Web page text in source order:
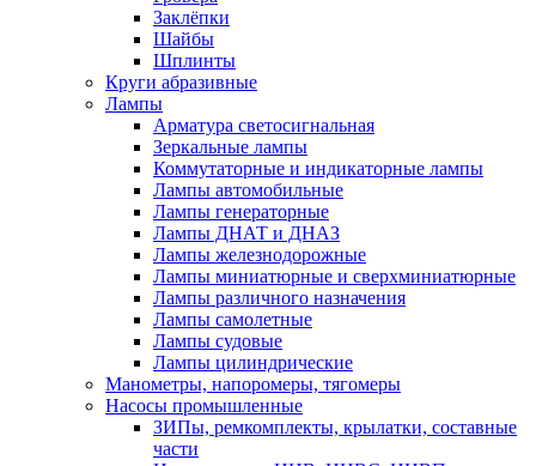
Заклёпки
Шайбы
Шплинты
Круги абразивные
Лампы
Арматура светосигнальная
Зеркальные лампы
Коммутаторные и индикаторные лампы
Лампы автомобильные
Лампы генераторные
Лампы ДНАТ и ДНАЗ
Лампы железнодорожные
Лампы миниатюрные и сверхминиатюрные
Лампы различного назначения
Лампы самолетные
Лампы судовые
Лампы цилиндрические
Манометры, напоромеры, тягомеры
Насосы промышленные
ЗИПы, ремкомплекты, крылатки, составные
части